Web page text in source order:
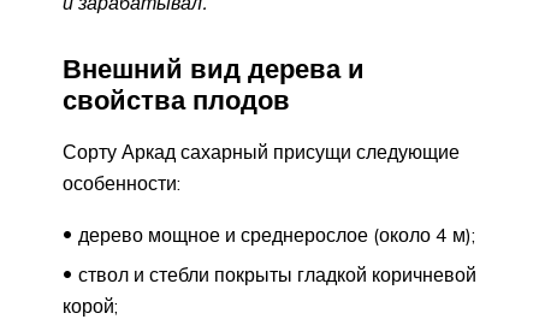
Внешний вид дерева и
свойства плодов
Сорту Аркад сахарный присущи следующие
особенности:
дерево мощное и среднерослое (около 4 м);
ствол и стебли покрыты гладкой коричневой
корой;